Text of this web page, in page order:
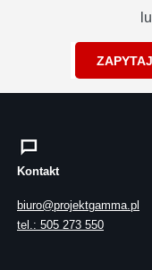
Kontakt
biuro@projektgamma.pl
tel.: 505 273 550